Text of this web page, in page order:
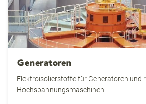
Generatoren
Elektroisolierstoffe für Generatoren und
Hochspannungsmaschinen.